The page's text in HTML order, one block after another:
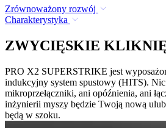
Zrównoważony rozwój
Charakterystyka
ZWYCIĘSKIE
PRO X2 SUPERSTRIKE jest
indukcyjny system spustowy (HITS).
mikroprzełączniki, ani opóźnienia, ani
inżynierii myszy będzie Twoją nową
będą w szoku.